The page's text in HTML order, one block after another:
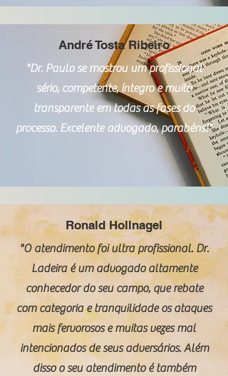
André Tosta Ribeiro
"Dr. Paulo se mostrou um profissional
sério, competente, íntegro e muito
transparente em todas as fases do
processo. Excelente advogado, parabéns!"
Ronald Hollnagel
"O atendimento foi ultra profissional. Dr.
Ladeira é um advogado altamente
conhecedor do seu campo, que rebate
com categoria e tranquilidade os ataques
mais fervorosos e muitas vezes mal
intencionados de seus adversários. Além
disso o seu atendimento é também